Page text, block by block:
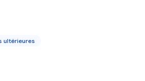
ultérieures